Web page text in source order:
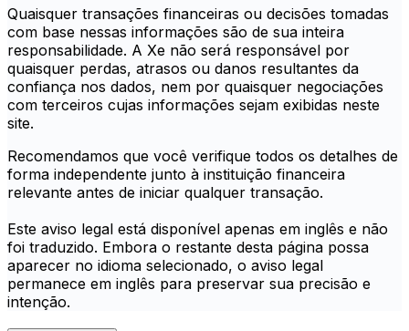
Quaisquer transações financeiras ou decisões tomadas
com base nessas informações são de sua inteira
responsabilidade. A Xe não será responsável por
quaisquer perdas, atrasos ou danos resultantes da
confiança nos dados, nem por quaisquer negociações
com terceiros cujas informações sejam exibidas neste
site.
Recomendamos que você verifique todos os detalhes de
forma independente junto à instituição financeira
relevante antes de iniciar qualquer transação.
Este aviso legal está disponível apenas em inglês e não
foi traduzido. Embora o restante desta página possa
aparecer no idioma selecionado, o aviso legal
permanece em inglês para preservar sua precisão e
intenção.